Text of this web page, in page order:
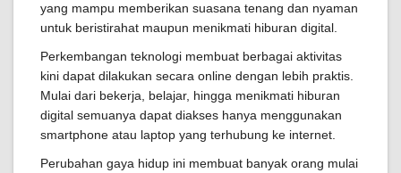
yang mampu memberikan suasana tenang dan nyaman
untuk beristirahat maupun menikmati hiburan digital.
Perkembangan teknologi membuat berbagai aktivitas
kini dapat dilakukan secara online dengan lebih praktis.
Mulai dari bekerja, belajar, hingga menikmati hiburan
digital semuanya dapat diakses hanya menggunakan
smartphone atau laptop yang terhubung ke internet.
Perubahan gaya hidup ini membuat banyak orang mulai